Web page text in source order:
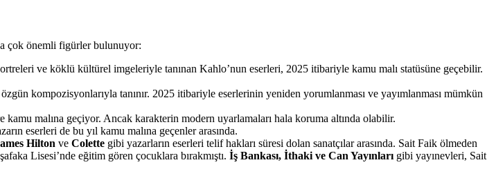
çok önemli figürler bulunuyor:
ve köklü kültürel imgeleriyle tanınan Kahlo’nun eserleri, 2025 itibariyle kamu malı statüsüne geçebilir.
kompozisyonlarıyla tanınır. 2025 itibariyle eserlerinin yeniden yorumlanması ve yayımlanması mümkün
kamu malına geçiyor. Ancak karakterin modern uyarlamaları hala koruma altında olabilir.
eserleri de bu yıl kamu malına geçenler arasında.
Hilton ve Colette gibi yazarların eserleri telif hakları süresi dolan sanatçılar arasında. Sait Faik ölmeden
Lisesi’nde eğitim gören çocuklara bırakmıştı. İş Bankası, İthaki ve Can Yayınları gibi yayınevleri, Sait